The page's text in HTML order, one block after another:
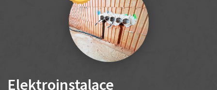
Elektroinstalace